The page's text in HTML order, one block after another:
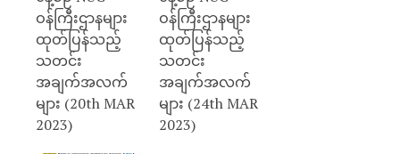
ဝန်ကြီးဌာနများ
ထုတ်ပြန်သည့်
သတင်း
အချက်အလက်
များ (20th MAR
2023)
ဝန်ကြီးဌာနများ
ထုတ်ပြန်သည့်
သတင်း
အချက်အလက်
များ (24th MAR
2023)